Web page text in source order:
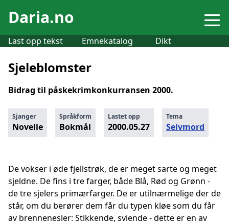
Daria.no
Last opp tekst Emnekatalog Dikt
Sjeleblomster
Bidrag til påskekrimkonkurransen 2000.
Sjanger
Novelle
Språkform
Bokmål
Lastet opp
2000.05.27
Tema
Selvmord
De vokser i øde fjellstrøk, de er meget sarte og meget
sjeldne. De fins i tre farger, både Blå, Rød og Grønn -
de tre sjelers primærfarger. De er utilnærmelige der de
står, om du berører dem får du typen kløe som du får
av brennenesler: Stikkende, sviende - dette er en av